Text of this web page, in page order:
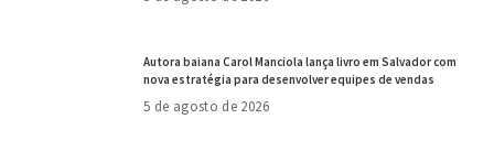
Autora baiana Carol Manciola lança livro em Salvador com
nova estratégia para desenvolver equipes de vendas
5 de agosto de 2026